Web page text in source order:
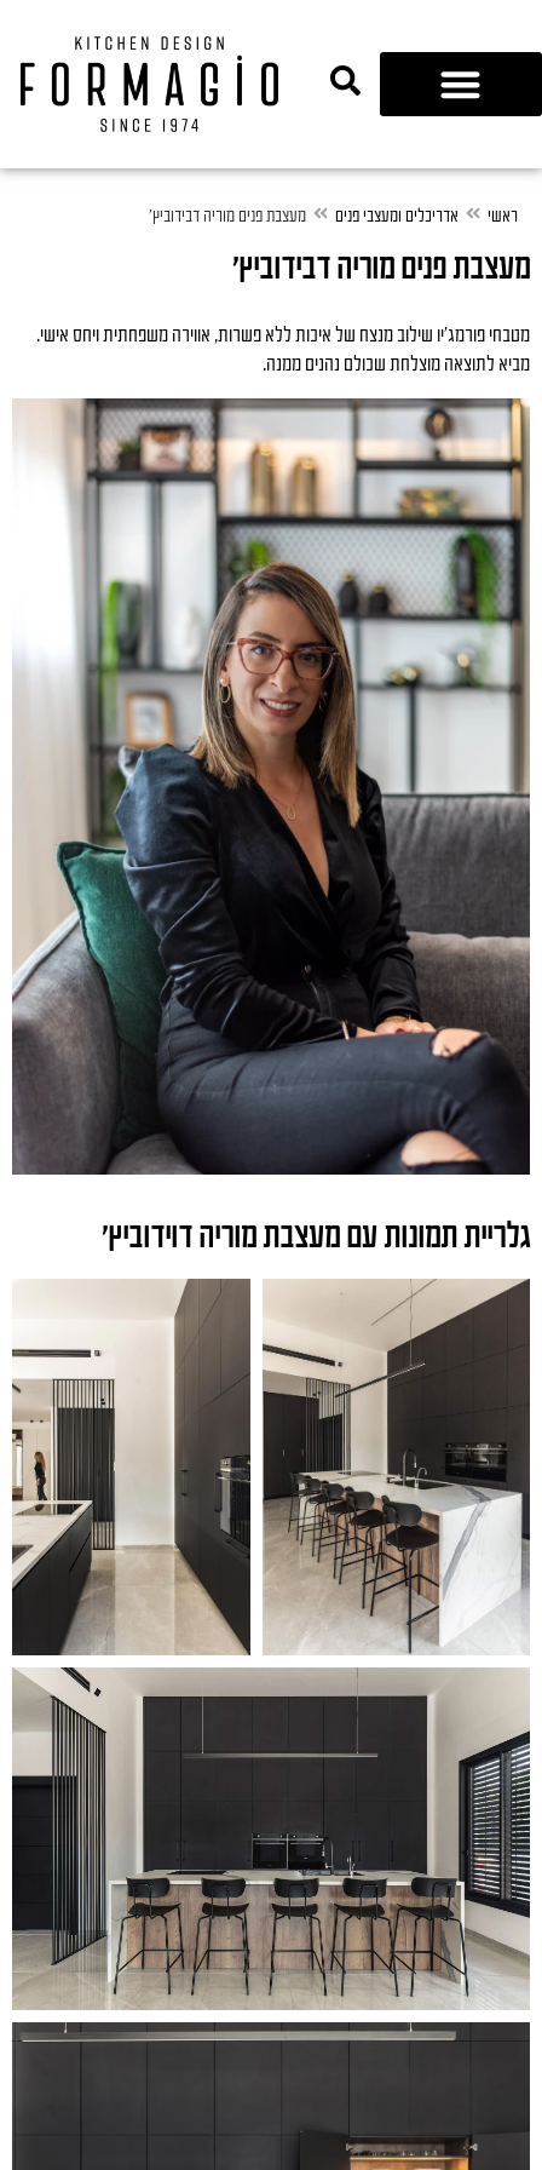
ראשי אדריכלים ומעצבי פנים מעצבת פנים מוריה דבידוביץ'
מעצבת פנים מוריה דבידוביץ'
מטבחי פורמג'יו שילוב מנצח של איכות ללא פשרות, אווירה משפחתית ויחס אישי.
מביא לתוצאה מוצלחת שכולם נהנים ממנה.
גלריית תמונות עם מעצבת מוריה דוידוביץ'